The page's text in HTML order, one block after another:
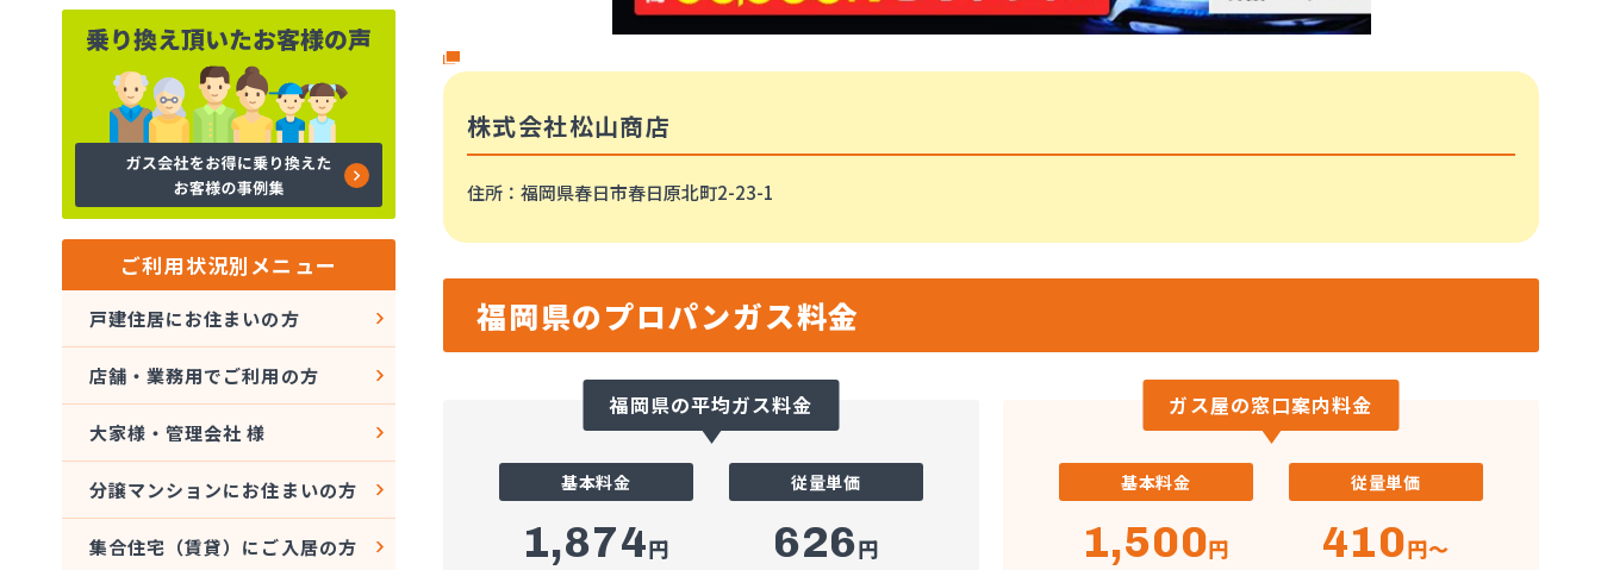
株式会社松山商店
住所 ：福岡県春日市春日原北町2-23-1
福岡県のプロパンガス料金
福岡県の平均ガス料金
基本料金
1,874円
従量単価
626円
ガス屋の窓口案内料金
基本料金
1,500円
従量単価
410円～
ご利用状況別メニュー
戸建住居にお住まいの方
店舗・業務用でご利用の方
大家様・管理会社 様
分譲マンションにお住まいの方
集合住宅（賃貸）にご入居の方